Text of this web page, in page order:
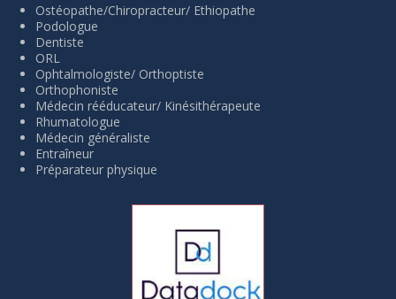
Ostéopathe/Chiropracteur/ Ethiopathe
Podologue
Dentiste
ORL
Ophtalmologiste/ Orthoptiste
Orthophoniste
Médecin rééducateur/ Kinésithérapeute
Rhumatologue
Médecin généraliste
Entraîneur
Préparateur physique